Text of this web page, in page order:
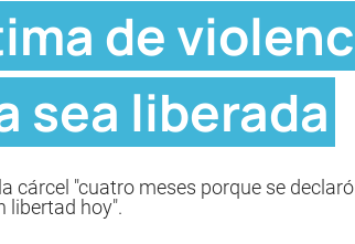
de
sea liberada
cárcel "cuatro meses porque se
libertad hoy".